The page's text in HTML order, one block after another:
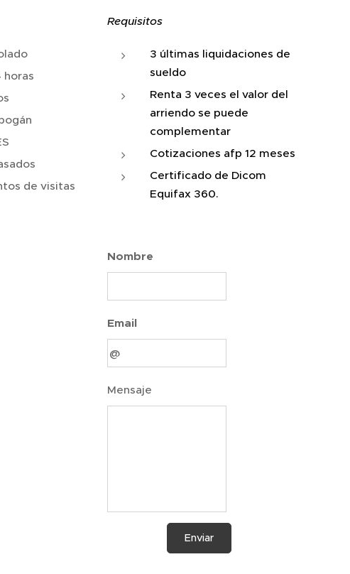
horas
de visitas
Requisitos
3 últimas liquidaciones de
sueldo
Renta 3 veces el valor del
arriendo se puede
complementar
Cotizaciones afp 12 meses
Certificado de Dicom
Equifax 360.
Nombre
Email
Mensaje
Enviar